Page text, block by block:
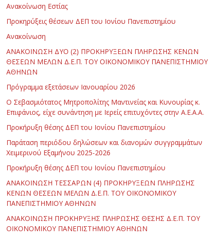
Ανακοίνωση Εστίας
Προκηρύξεις θέσεων ΔΕΠ του Ιονίου Πανεπιστημίου
Ανακοίνωση
ΑΝΑΚΟΙΝΩΣΗ ΔΥΟ (2) ΠΡΟΚΗΡΥΞΕΩΝ ΠΛΗΡΩΣΗΣ ΚΕΝΩΝ
ΘΕΣΕΩΝ ΜΕΛΩΝ Δ.Ε.Π. ΤΟΥ ΟΙΚΟΝΟΜΙΚΟΥ ΠΑΝΕΠΙΣΤΗΜΙΟΥ
ΑΘΗΝΩΝ
Πρόγραμμα εξετάσεων Ιανουαρίου 2026
Ο Σεβασμιότατος Μητροπολίτης Μαντινείας και Κυνουρίας κ.
Επιφάνιος, είχε συνάντηση με Ιερείς επιτυχόντες στην Α.Ε.Α.Α.
Προκήρυξη θέσης ΔΕΠ του Ιονίου Πανεπιστημίου
Παράταση περιόδου δηλώσεων και διανομών συγγραμμάτων
Χειμερινού Εξαμήνου 2025-2026
Προκήρυξη θέσης ΔΕΠ του Ιονίου Πανεπιστημίου
ΑΝΑΚΟΙΝΩΣΗ ΤΕΣΣΑΡΩΝ (4) ΠΡΟΚΗΡΥΞΕΩΝ ΠΛΗΡΩΣΗΣ
ΚΕΝΩΝ ΘΕΣΕΩΝ ΜΕΛΩΝ Δ.Ε.Π. ΤΟΥ ΟΙΚΟΝΟΜΙΚΟΥ
ΠΑΝΕΠΙΣΤΗΜΙΟΥ ΑΘΗΝΩΝ
ΑΝΑΚΟΙΝΩΣΗ ΠΡΟΚΗΡΥΞΗΣ ΠΛΗΡΩΣΗΣ ΘΕΣΗΣ Δ.Ε.Π. ΤΟΥ
ΟΙΚΟΝΟΜΙΚΟΥ ΠΑΝΕΠΙΣΤΗΜΙΟΥ ΑΘΗΝΩΝ